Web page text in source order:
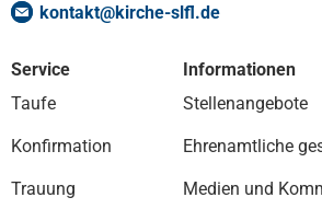
kontakt@kirche-slfl.de
Service
Taufe
Konfirmation
Trauung
Informationen
Stellenangebote
Ehrenamtliche
Medien und